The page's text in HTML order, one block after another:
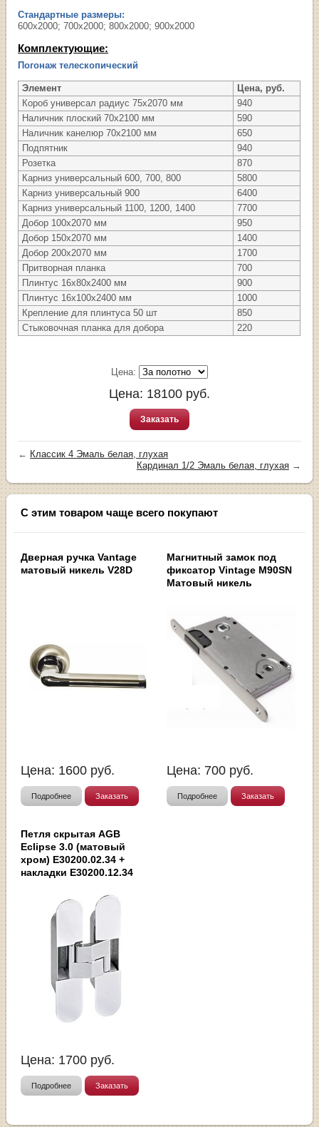
Стандартные размеры:
600х2000; 700х2000; 800х2000; 900х2000
Комплектующие:
Погонаж телескопический
Элемент
Цена, руб.
Короб универсал радиус 75х2070 мм
940
Наличник плоский 70х2100 мм
590
Наличник канелюр 70х2100 мм
650
Подпятник
940
Розетка
870
Карниз универсальный 600, 700, 800
5800
Карниз универсальный 900
6400
Карниз универсальный 1100, 1200, 1400
7700
Добор 100х2070 мм
950
Добор 150х2070 мм
1400
Добор 200х2070 мм
1700
Притворная планка
700
Плинтус 16х80х2400 мм
900
Плинтус 16х100х2400 мм
1000
Крепление для плинтуса 50 шт
850
Стыковочная планка для добора
220
Цена:
Цена: 18100 руб.
Заказать
← Классик 4 Эмаль белая, глухая
Кардинал 1/2 Эмаль белая, глухая→
С этим товаром чаще всего покупают
Дверная ручка Vantage
матовый никель V28D
Цена: 1600 руб.
Подробнее Заказать
Магнитный замок под
фиксатор Vintage M90SN
Матовый никель
Цена: 700 руб.
Подробнее Заказать
Петля скрытая AGB
Eclipse 3.0 (матовый
хром) E30200.02.34 +
накладки E30200.12.34
Цена: 1700 руб.
Подробнее Заказать